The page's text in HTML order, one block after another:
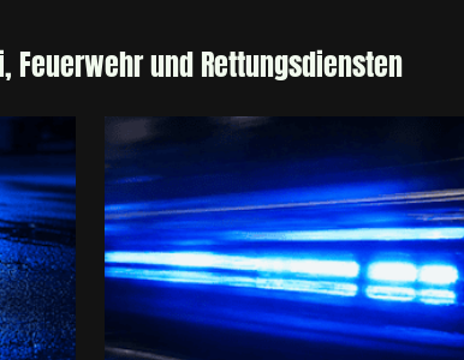
Feuerwehr und Rettungsdiensten